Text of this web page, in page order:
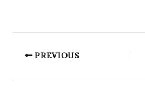
PREVIOUS